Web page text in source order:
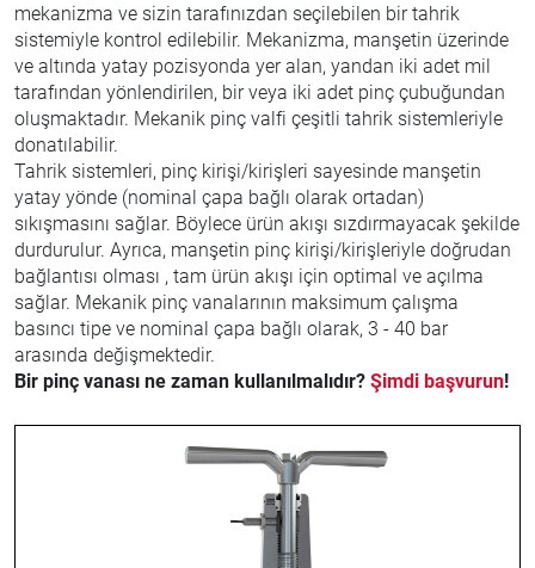
mekanizma ve sizin tarafınızdan seçilebilen bir tahrik
sistemiyle kontrol edilebilir. Mekanizma, manşetin üzerinde
ve altında yatay pozisyonda yer alan, yandan iki adet mil
tarafından yönlendirilen, bir veya iki adet pinç çubuğundan
oluşmaktadır. Mekanik pinç valfi çeşitli tahrik sistemleriyle
donatılabilir.
Tahrik sistemleri, pinç kirişi/kirişleri sayesinde manşetin
yatay yönde (nominal çapa bağlı olarak ortadan)
sıkışmasını sağlar. Böylece ürün akışı sızdırmayacak şekilde
durdurulur. Ayrıca, manşetin pinç kirişi/kirişleriyle doğrudan
bağlantısı olması , tam ürün akışı için optimal ve açılma
sağlar. Mekanik pinç vanalarının maksimum çalışma
basıncı tipe ve nominal çapa bağlı olarak, 3 - 40 bar
arasında değişmektedir.
Bir pinç vanası ne zaman kullanılmalıdır? Şimdi başvurun!